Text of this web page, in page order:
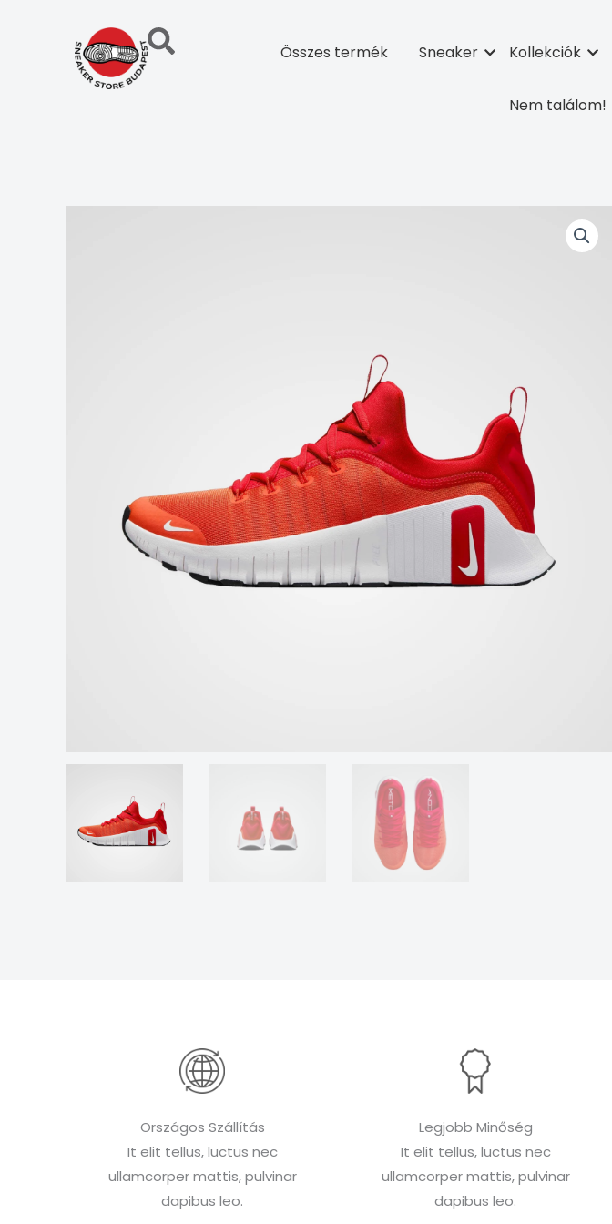
Összes termék Sneaker Kollekciók
Nem találom!
Országos Szállítás
It elit tellus, luctus nec
ullamcorper mattis, pulvinar
dapibus leo.
Legjobb Minőség
It elit tellus, luctus nec
ullamcorper mattis, pulvinar
dapibus leo.